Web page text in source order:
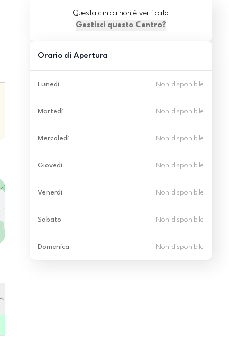
Questa clinica non è verificata
Gestisci questo Centro?
Orario di Apertura
Lunedì Non disponibile
Martedì Non disponibile
Mercoledì Non disponibile
Giovedì Non disponibile
Venerdì Non disponibile
Sabato Non disponibile
Domenica Non disponibile